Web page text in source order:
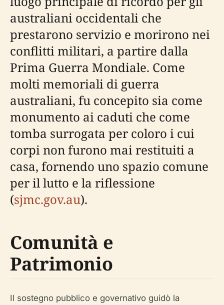
australiani occidentali che
prestarono servizio e morirono nei
conflitti militari, a partire dalla
Prima Guerra Mondiale. Come
molti memoriali di guerra
australiani, fu concepito sia come
monumento ai caduti che come
tomba surrogata per coloro i cui
corpi non furono mai restituiti a
casa, fornendo uno spazio comune
per il lutto e la riflessione
(sjmc.gov.au).
Comunità e
Patrimonio
Il sostegno pubblico e governativo guidò la